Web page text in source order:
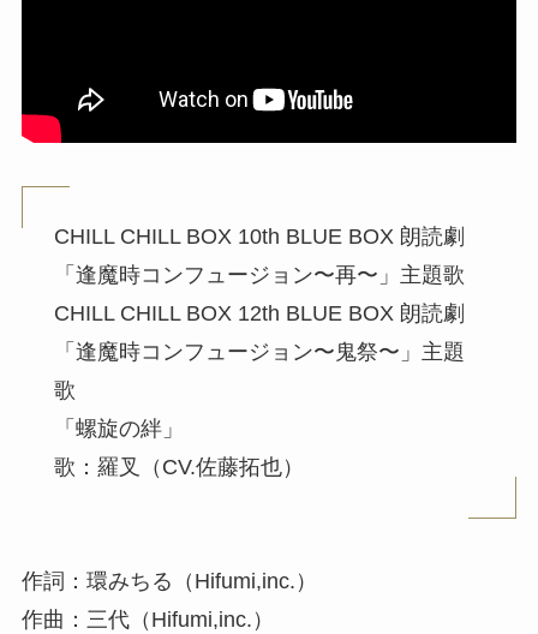
CHILL CHILL BOX 10th BLUE BOX 朗読劇
「逢魔時コンフュージョン〜再〜」主題歌
CHILL CHILL BOX 12th BLUE BOX 朗読劇
「逢魔時コンフュージョン〜鬼祭〜」主題
歌
「螺旋の絆」
歌：羅叉（CV.佐藤拓也）
作詞：環みちる（Hifumi,inc.）
作曲：三代（Hifumi,inc.）